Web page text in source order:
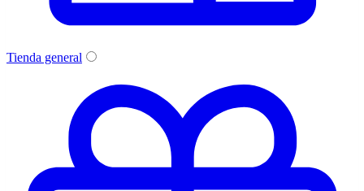
Tienda general